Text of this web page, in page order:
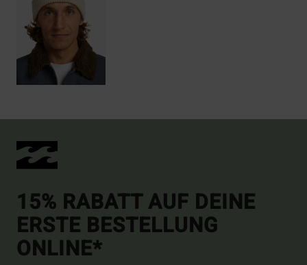
15% RABATT AUF DEINE
ERSTE BESTELLUNG
ONLINE*